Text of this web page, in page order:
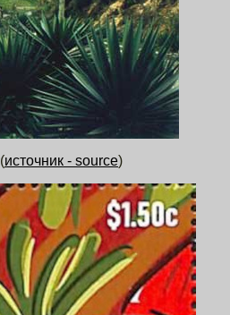
(источник - source)